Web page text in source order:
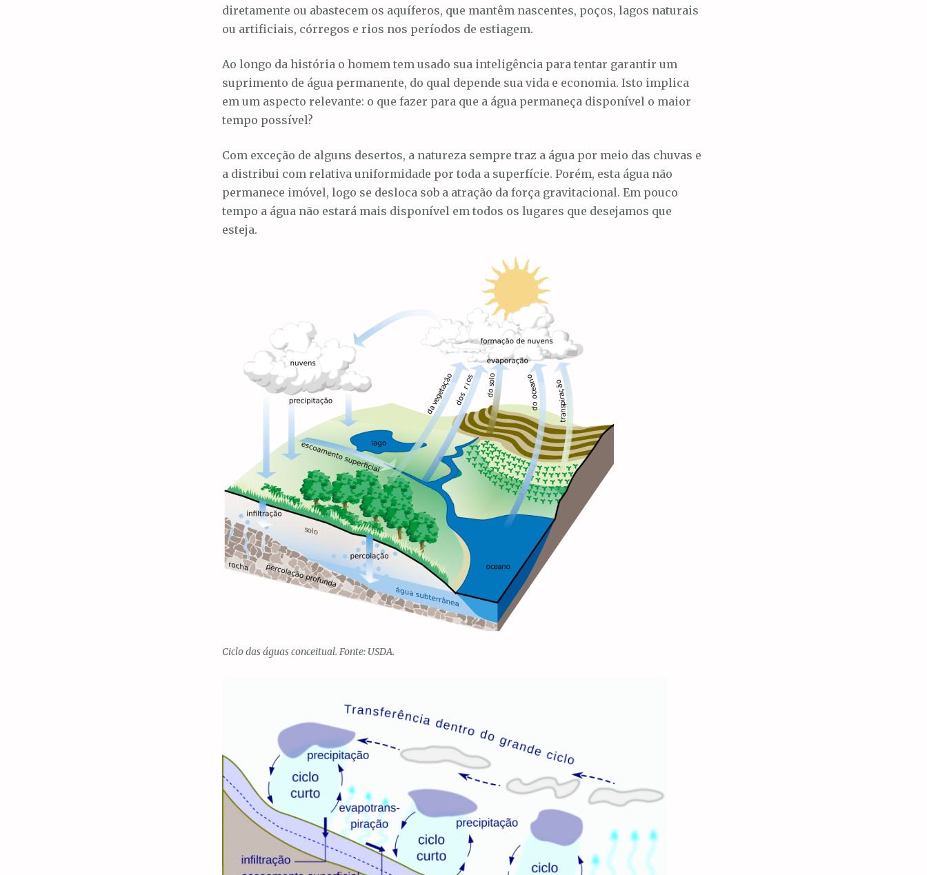
diretamente ou abastecem os aquíferos, que mantêm nascentes, poços, lagos naturais
ou artificiais, córregos e rios nos períodos de estiagem.
Ao longo da história o homem tem usado sua inteligência para tentar garantir um
suprimento de água permanente, do qual depende sua vida e economia. Isto implica
em um aspecto relevante: o que fazer para que a água permaneça disponível o maior
tempo possível?
Com exceção de alguns desertos, a natureza sempre traz a água por meio das chuvas e
a distribui com relativa uniformidade por toda a superfície. Porém, esta água não
permanece imóvel, logo se desloca sob a atração da força gravitacional. Em pouco
tempo a água não estará mais disponível em todos os lugares que desejamos que
esteja.
Ciclo das águas conceitual. Fonte: USDA.